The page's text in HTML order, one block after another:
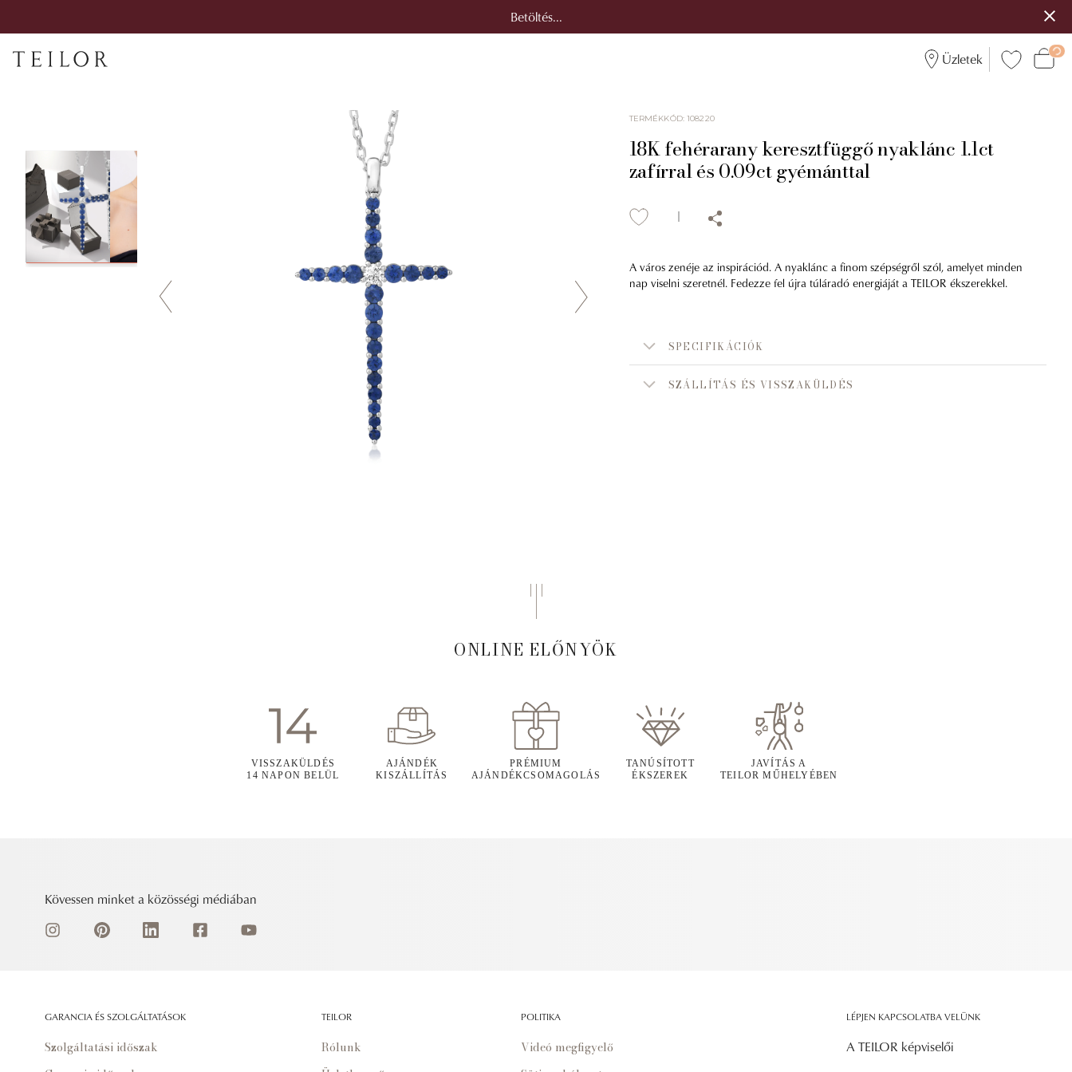
Betöltés...
Üzletek
TERMÉKKÓD:108220
18K fehérarany keresztfüggő nyaklánc 1.1ct
zafírral és 0.09ct gyémánttal
A város zenéje az inspirációd. A nyaklánc a finom szépségről szól, amelyet minden
nap viselni szeretnél. Fedezze fel újra túláradó energiáját a TEILOR ékszerekkel.
SPECIFIKÁCIÓK
SZÁLLÍTÁS ÉS VISSZAKÜLDÉS
ONLINE ELŐNYÖK
VISSZAKÜLDÉS
14 NAPON BELÜL
AJÁNDÉK
KISZÁLLÍTÁS
PRÉMIUM
AJÁNDÉKCSOMAGOLÁS
TANÚSÍTOTT
ÉKSZEREK
JAVÍTÁS A
TEILOR MŰHELYÉBEN
Kövessen minket a közösségi médiában
GARANCIA ÉS SZOLGÁLTATÁSOK
Szolgáltatási időszak
TEILOR
Rólunk
POLITIKA
Videó megfigyelő
LÉPJEN KAPCSOLATBA VELÜNK
A TEILOR képviselői